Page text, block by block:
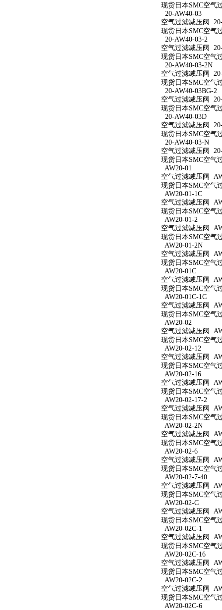
现货日本SMC空气
20-AW40-03
空气过滤减压阀
现货日本SMC空气
20-AW40-03-2
空气过滤减压阀
现货日本SMC空气
20-AW40-03-2N
空气过滤减压阀
现货日本SMC空气
20-AW40-03BG-2
空气过滤减压阀
现货日本SMC空气
20-AW40-03D
空气过滤减压阀
现货日本SMC空气
20-AW40-03-N
空气过滤减压阀
现货日本SMC空气
AW20-01
空气过滤减压阀
现货日本SMC空气
AW20-01-1C
空气过滤减压阀
现货日本SMC空气
AW20-01-2
空气过滤减压阀
现货日本SMC空气
AW20-01-2N
空气过滤减压阀
现货日本SMC空气
AW20-01C
空气过滤减压阀
现货日本SMC空气
AW20-01C-1C
空气过滤减压阀
现货日本SMC空气
AW20-02
空气过滤减压阀
现货日本SMC空气
AW20-02-12
空气过滤减压阀
现货日本SMC空气
AW20-02-16
空气过滤减压阀
现货日本SMC空气
AW20-02-17-2
空气过滤减压阀
现货日本SMC空气
AW20-02-2N
空气过滤减压阀
现货日本SMC空气
AW20-02-6
空气过滤减压阀
现货日本SMC空气
AW20-02-7-40
空气过滤减压阀
现货日本SMC空气
AW20-02-C
空气过滤减压阀
现货日本SMC空气
AW20-02C-1
空气过滤减压阀
现货日本SMC空气
AW20-02C-16
空气过滤减压阀
现货日本SMC空气
AW20-02C-2
空气过滤减压阀
现货日本SMC空气
AW20-02C-6